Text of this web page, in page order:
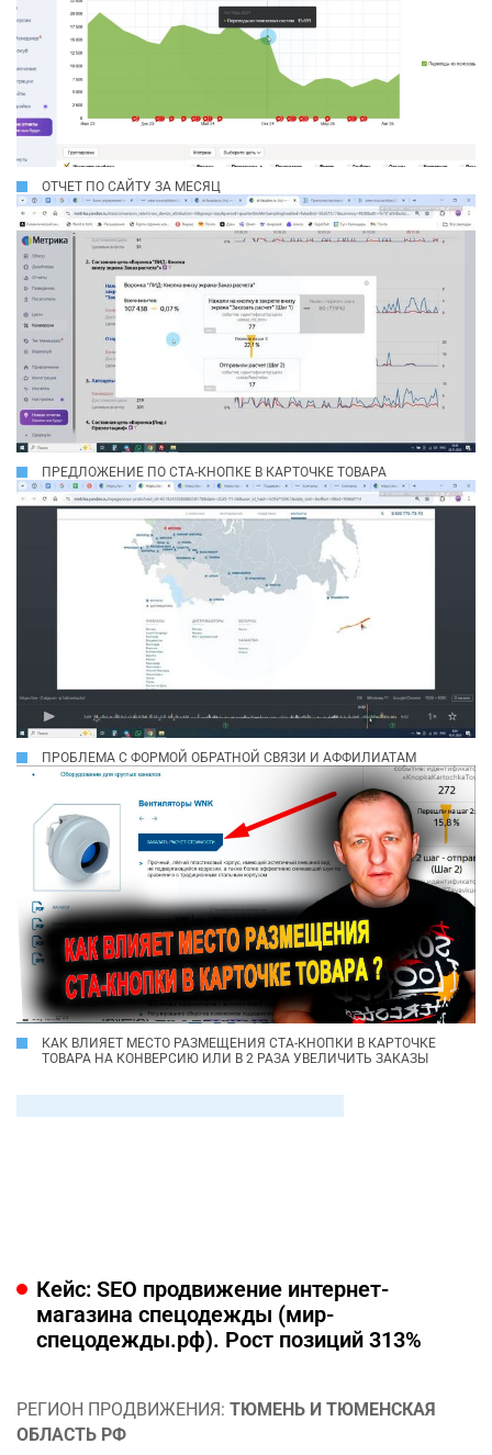
ОТЧЕТ ПО САЙТУ ЗА МЕСЯЦ
ПРЕДЛОЖЕНИЕ ПО СТА-КНОПКЕ В КАРТОЧКЕ ТОВАРА
ПРОБЛЕМА С ФОРМОЙ ОБРАТНОЙ СВЯЗИ И АФФИЛИАТАМ
КАК ВЛИЯЕТ МЕСТО РАЗМЕЩЕНИЯ CTA-КНОПКИ В КАРТОЧКЕ
ТОВАРА НА КОНВЕРСИЮ ИЛИ В 2 РАЗА УВЕЛИЧИТЬ ЗАКАЗЫ
Кейс: SEO продвижение интернет-
магазина спецодежды (мир-
спецодежды.рф). Рост позиций 313%
РЕГИОН ПРОДВИЖЕНИЯ: ТЮМЕНЬ И ТЮМЕНСКАЯ
ОБЛАСТЬ РФ